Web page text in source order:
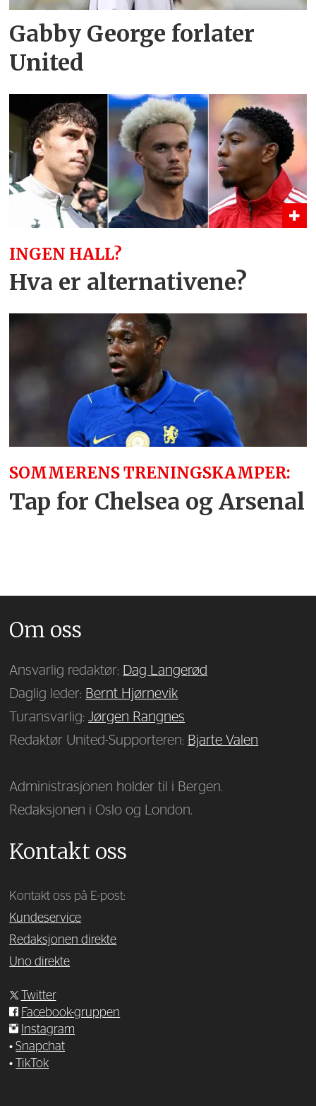
Gabby George forlater
United
INGEN HALL?
Hva er alternativene?
SOMMERENS TRENINGSKAMPER:
Tap for Chelsea og Arsenal
Om oss
Ansvarlig redaktør: Dag Langerød
Daglig leder: Bernt Hjørnevik
Turansvarlig:Jørgen Rangnes
Redaktør United-Supporteren: Bjarte Valen
Administrasjonen holder til i Bergen.
Redaksjonen i Oslo og London.
Kontakt oss
Kontakt oss på E-post:
Kundeservice
Redaksjonen direkte
Uno direkte
Twitter
Facebook-gruppen
Instagram
•Snapchat
•
TikTok